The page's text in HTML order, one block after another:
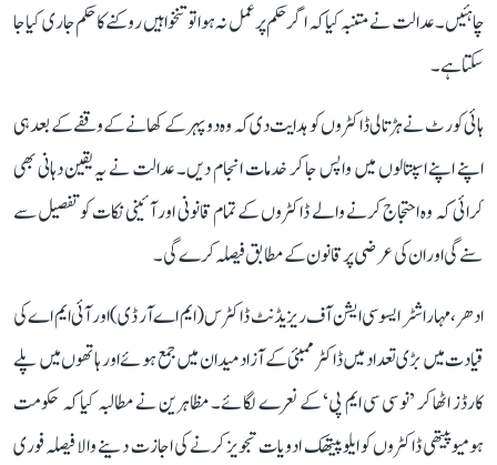
چاہئیں۔ عدالت نے متنبہ کیا کہ اگر حکم پر عمل نہ ہوا تو تنخواہیں روکنے کا حکم جاری کیا جا
سکتا ہے۔
ہائی کورٹ نے ہڑتالی ڈاکٹروں کو ہدایت دی کہ وہ دوپہر کے کھانے کے وقفے کے بعد ہی
اپنے اپنے اسپتالوں میں واپس جا کر خدمات انجام دیں۔ عدالت نے یہ یقین دہانی بھی
کرائی کہ وہ احتجاج کرنے والے ڈاکٹروں کے تمام قانونی اور آئینی نکات کو تفصیل سے
سنے گی اور ان کی عرضی پر قانون کے مطابق فیصلہ کرے گی۔
ادھر، مہاراشٹر ایسوسی ایشن آف ریزیڈنٹ ڈاکٹرس (ایم اے آر ڈی) اور آئی ایم اے کی
قیادت میں بڑی تعداد میں ڈاکٹر ممبئی کے آزاد میدان میں جمع ہوئے اور ہاتھوں میں پلے
کارڈز اٹھا کر ’نو سی سی ایم پی‘ کے نعرے لگائے۔ مظاہرین نے مطالبہ کیا کہ حکومت
ہومیوپیتھی ڈاکٹروں کو ایلوپیتھک ادویات تجویز کرنے کی اجازت دینے والا فیصلہ فوری